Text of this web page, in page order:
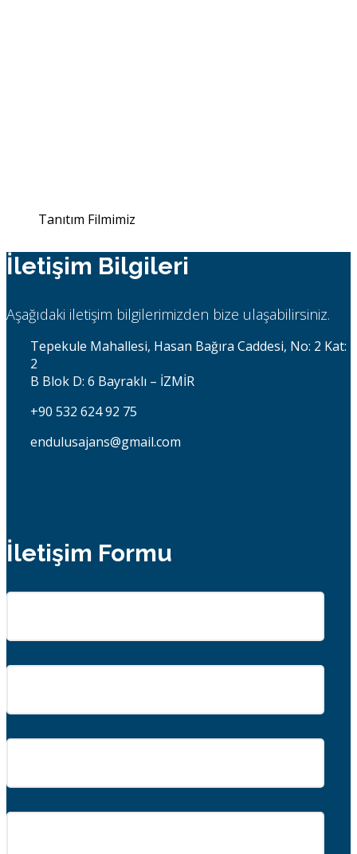
Tanıtım Filmimiz
İletişim Bilgileri
Aşağıdaki iletişim bilgilerimizden bize ulaşabilirsiniz.
Tepekule Mahallesi, Hasan Bağıra Caddesi, No: 2 Kat:
2
B Blok D: 6 Bayraklı – İZMİR
+90 532 624 92 75
endulusajans@gmail.com
İletişim Formu